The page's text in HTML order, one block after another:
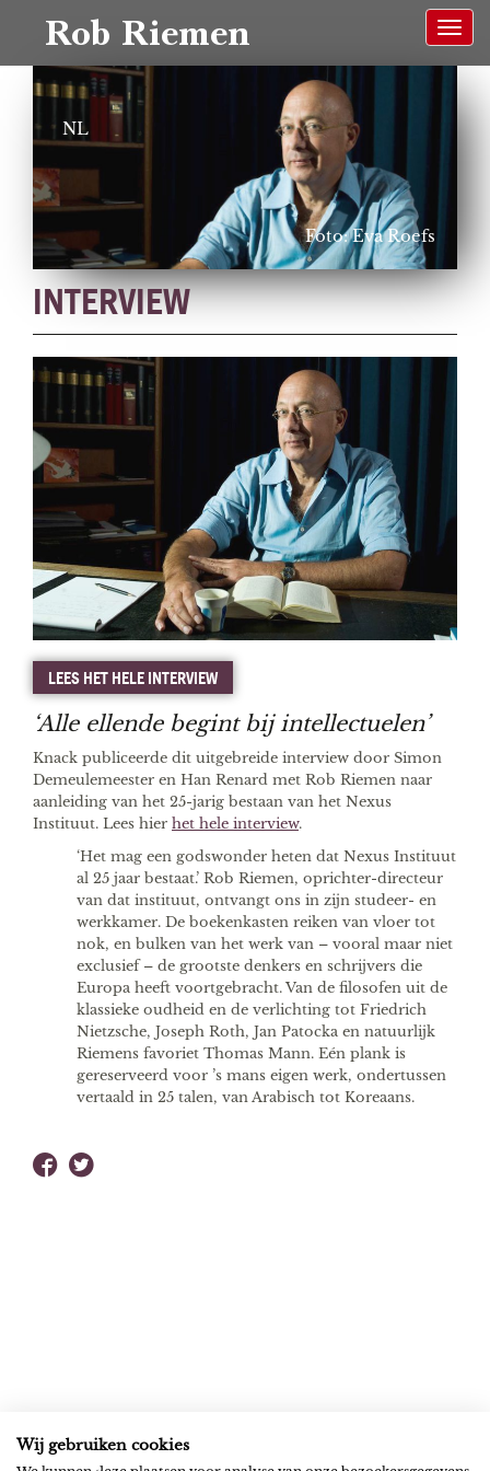
Rob Riemen
NL
Foto: Eva Roefs
INTERVIEW
LEES HET HELE INTERVIEW
‘Alle ellende begint bij intellectuelen’
Knack publiceerde dit uitgebreide interview door Simon
Demeulemeester en Han Renard met Rob Riemen naar
aanleiding van het 25-jarig bestaan van het Nexus
Instituut. Lees hier het hele interview.
‘Het mag een godswonder heten dat Nexus Instituut
al 25 jaar bestaat.’ Rob Riemen, oprichter-directeur
van dat instituut, ontvangt ons in zijn studeer- en
werkkamer. De boekenkasten reiken van vloer tot
nok, en bulken van het werk van – vooral maar niet
exclusief – de grootste denkers en schrijvers die
Europa heeft voortgebracht. Van de filosofen uit de
klassieke oudheid en de verlichting tot Friedrich
Nietzsche, Joseph Roth, Jan Patocka en natuurlijk
Riemens favoriet Thomas Mann. Eén plank is
gereserveerd voor ’s mans eigen werk, ondertussen
vertaald in 25 talen, van Arabisch tot Koreaans.
Wij gebruiken cookies